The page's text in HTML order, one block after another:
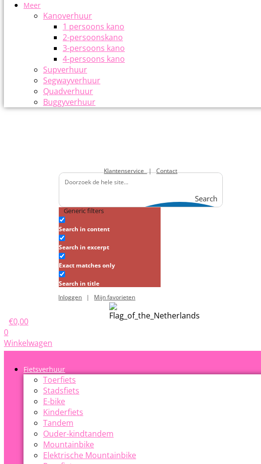
Meer
Kanoverhuur
1 persoons kano
2-persoonskano
3-persoons kano
4-persoons kano
Supverhuur
Segwayverhuur
Quadverhuur
Buggyverhuur
Klantenservice|Contact
Search
Generic filters
Search in content
Search in excerpt
Exact matches only
Search in title
Inloggen
| Mijn favorieten
€0,00
0
Winkelwagen
Fietsverhuur
Toerfiets
Stadsfiets
E-bike
Kinderfiets
Tandem
Ouder-kindtandem
Mountainbike
Elektrische Mountainbike